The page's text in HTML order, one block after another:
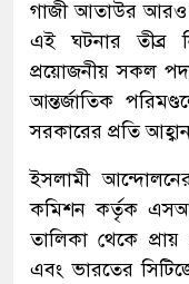
গাজী আতাউর আরও
এই ঘটনার তীব্র
প্রয়োজনীয় সকল
আন্তর্জাতিক
সরকারের প্রতি
ইসলামী
কমিশন কর্তৃক
তালিকা থেকে
এবং ভারতের